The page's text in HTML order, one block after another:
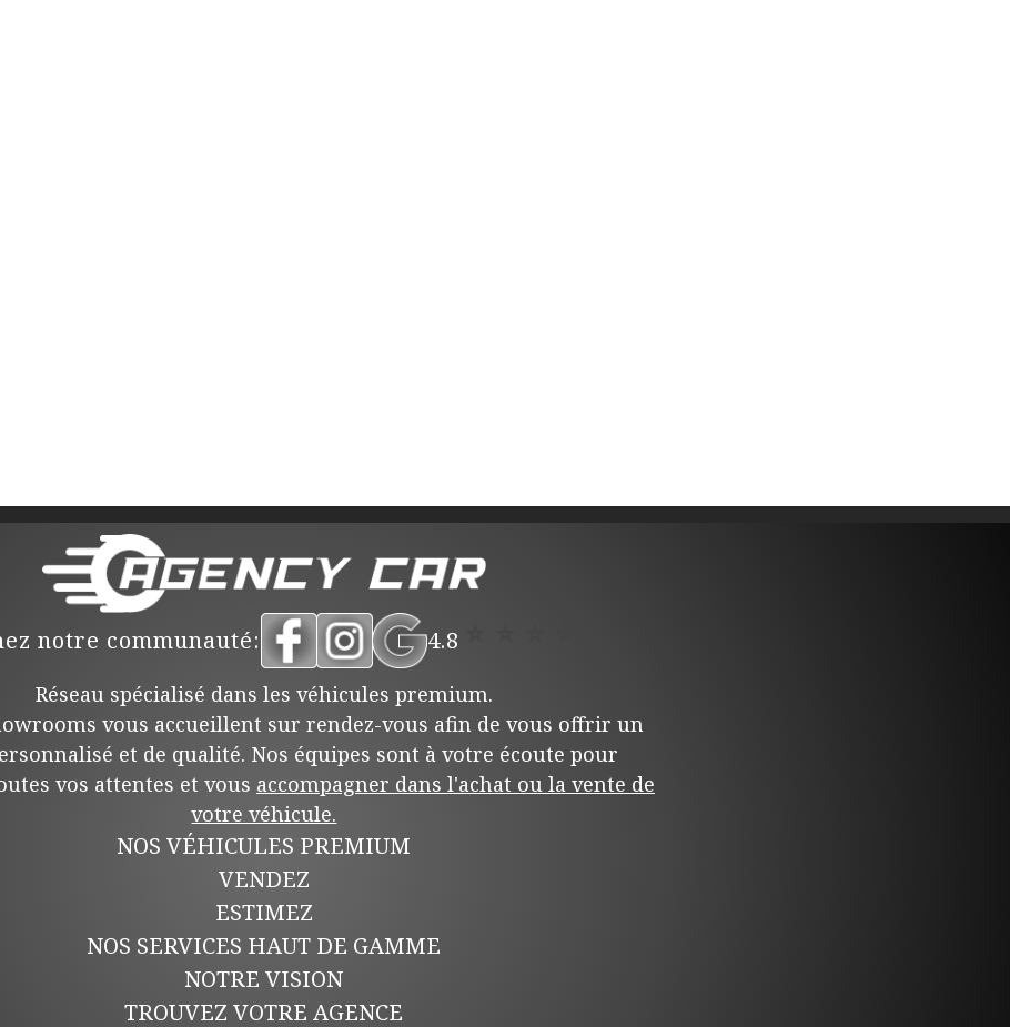
notre communauté: 4.8
Réseau spécialisé dans les véhicules premium.
vous accueillent sur rendez-vous afin de vous offrir un
et de qualité. Nos équipes sont à votre écoute pour
vos attentes et vous accompagner dans l'achat ou la vente de
votre véhicule.
NOS VÉHICULES PREMIUM
VENDEZ
ESTIMEZ
NOS SERVICES HAUT DE GAMME
NOTRE VISION
TROUVEZ VOTRE AGENCE